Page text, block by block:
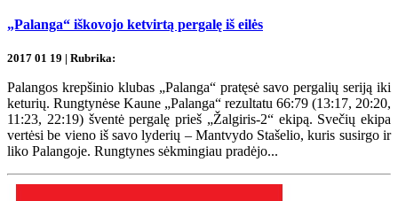
„Palanga“ iškovojo ketvirtą pergalę iš eilės
2017 01 19 | Rubrika:
Palangos krepšinio klubas „Palanga“ pratęsė savo pergalių seriją iki
keturių. Rungtynėse Kaune „Palanga“ rezultatu 66:79 (13:17, 20:20,
11:23, 22:19) šventė pergalę prieš „Žalgiris-2“ ekipą. Svečių ekipa
vertėsi be vieno iš savo lyderių – Mantvydo Stašelio, kuris susirgo ir
liko Palangoje. Rungtynes sėkmingiau pradėjo...